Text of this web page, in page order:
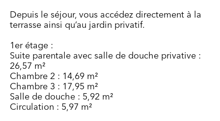
Depuis le séjour, vous accédez directement à la
terrasse ainsi qu’au jardin privatif.
1er étage :
Suite parentale avec salle de douche privative :
26,57 m²
Chambre 2 : 14,69 m²
Chambre 3 : 17,95 m²
Salle de douche : 5,92 m²
Circulation : 5,97 m²